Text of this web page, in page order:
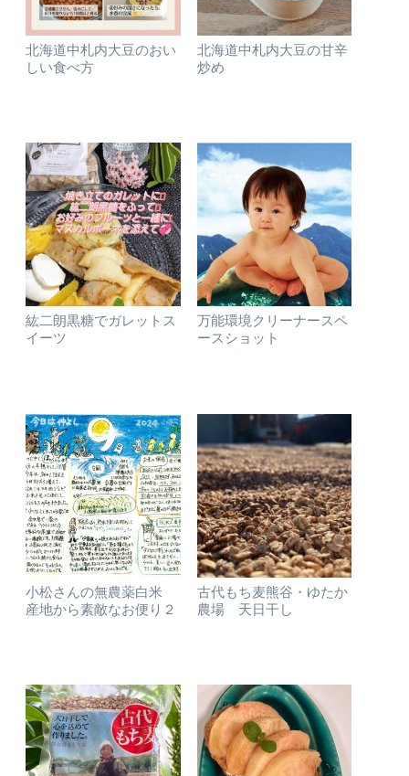
北海道中札内大豆のおい
しい食べ方
北海道中札内大豆の甘辛
炒め
紘二朗黒糖でガレットス
イーツ
万能環境クリーナースペ
ースショット
小松さんの無農薬白米
産地から素敵なお便り２
古代もち麦熊谷・ゆたか
農場 天日干し